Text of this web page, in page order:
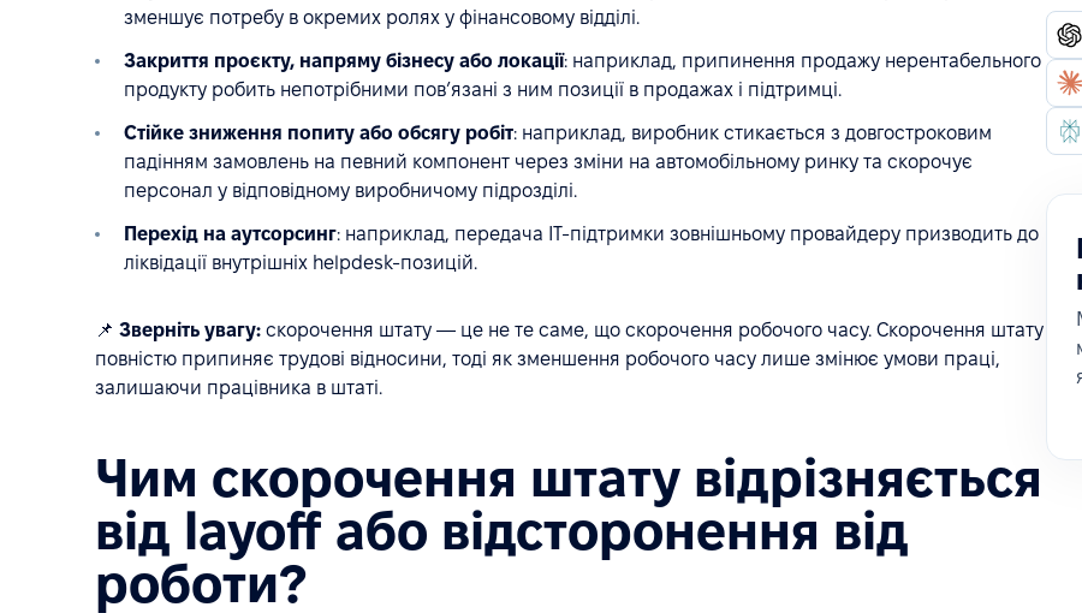
зменшує потребу в окремих ролях у фінансовому відділі.
Закриття проєкту, напряму бізнесу або локації: наприклад, припинення продажу нерентабельного
продукту робить непотрібними пов’язані з ним позиції в продажах і підтримці.
Стійке зниження попиту або обсягу робіт: наприклад, виробник стикається з довгостроковим
падінням замовлень на певний компонент через зміни на автомобільному ринку та скорочує
персонал у відповідному виробничому підрозділі.
Перехід на аутсорсинг: наприклад, передача IT-підтримки зовнішньому провайдеру призводить до
ліквідації внутрішніх helpdesk-позицій.
📌 Зверніть увагу: скорочення штату — це не те саме, що скорочення робочого часу. Скорочення штату
повністю припиняє трудові відносини, тоді як зменшення робочого часу лише змінює умови праці,
залишаючи працівника в штаті.
Чим скорочення штату відрізняється
від layoff або відсторонення від
роботи?